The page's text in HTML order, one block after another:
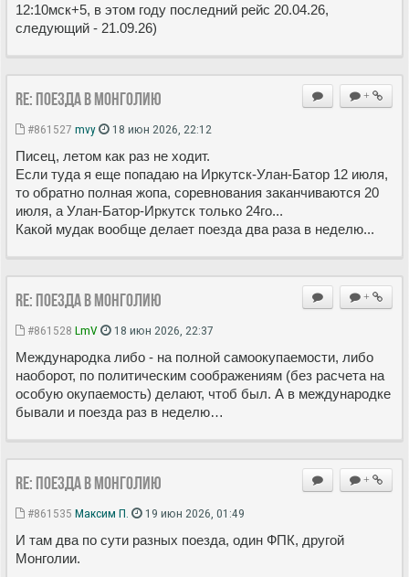
12:10мск+5, в этом году последний рейс 20.04.26,
следующий - 21.09.26)
+
Re: Поезда в Монголию
#861527 mvy 18 июн 2026, 22:12
Писец, летом как раз не ходит.
Если туда я еще попадаю на Иркутск-Улан-Батор 12 июля,
то обратно полная жопа, соревнования заканчиваются 20
июля, а Улан-Батор-Иркутск только 24го...
Какой мудак вообще делает поезда два раза в неделю...
+
Re: Поезда в Монголию
#861528 LmV 18 июн 2026, 22:37
Международка либо - на полной самоокупаемости, либо
наоборот, по политическим соображениям (без расчета на
особую окупаемость) делают, чтоб был. А в международке
бывали и поезда раз в неделю…
+
Re: Поезда в Монголию
#861535 Максим П. 19 июн 2026, 01:49
И там два по сути разных поезда, один ФПК, другой
Монголии.